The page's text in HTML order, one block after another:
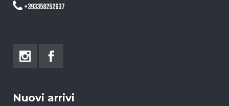
+393358252637
Nuovi arrivi